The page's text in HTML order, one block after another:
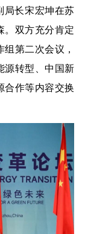
局长宋宏坤在苏
。双方充分肯定
第二次会议，
源转型、中国新
合作等内容交换